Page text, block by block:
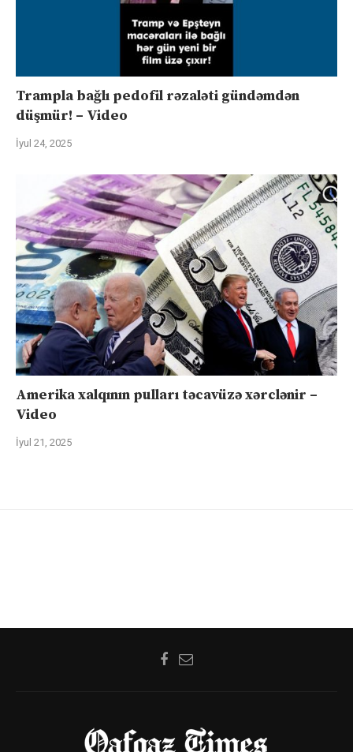
Trampla bağlı pedofil rəzaləti gündəmdən
düşmür! – Video
İyul 24, 2025
Amerika xalqının pulları təcavüzə xərclənir –
Video
İyul 21, 2025